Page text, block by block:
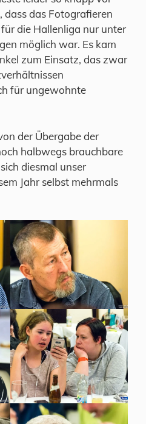
dass das Fotografieren
die Hallenliga nur unter
möglich war. Es kam
zum Einsatz, das zwar
für ungewohnte
der Übergabe der
halbwegs brauchbare
diesmal unser
Jahr selbst mehrmals